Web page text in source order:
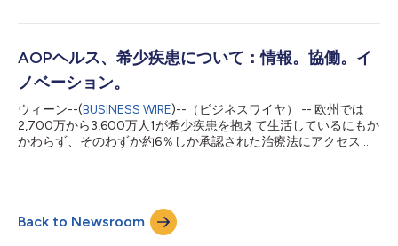
しました。同決定は、同台湾企業が一定の損害賠償責任を負うと
の創業者の1人であるルドルフ・ヴィドマン博士は、次のように
裁判所の決定を、大いに歓迎します。患者の皆様の利益を最優先
に、当社はBESREMi®への安定的かつ持続可能なアクセスの維持
と、今後のいかなる課題にも責任を持って対応することに全力を
尽くしてまいります」 係争中の製品 件紛争の核心にあるのは、
2019年に発売されたBESREMi®（ロペグインターフェロン アル
AOPヘルス、希少疾患について：情報。協働。イ
ノベーション。
ウィーン--(BUSINESS WIRE)--（ビジネスワイヤ） -- 欧州では
2,700万から3,600万人1が希少疾患を抱えて生活しているにもか
かわらず、そのわずか約6％しか承認された治療法にアクセスで
が欠如していることも含まれます。AOPヘルスは希少疾患治療の
研究開発における30年の経験に基づき、医療コミュニティ全体
での協働の重要性を強調しています。2026年の世界希少・難治
Back to Newsroom